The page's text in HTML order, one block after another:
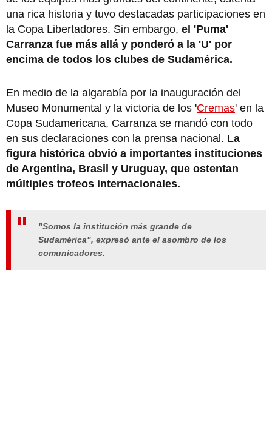
una rica historia y tuvo destacadas participaciones en
la Copa Libertadores. Sin embargo, el 'Puma'
Carranza fue más allá y ponderó a la 'U' por
encima de todos los clubes de Sudamérica.
En medio de la algarabía por la inauguración del
Museo Monumental y la victoria de los 'Cremas' en la
Copa Sudamericana, Carranza se mandó con todo
en sus declaraciones con la prensa nacional. La
figura histórica obvió a importantes instituciones
de Argentina, Brasil y Uruguay, que ostentan
múltiples trofeos internacionales.
"Somos la institución más grande de
Sudamérica", expresó ante el asombro de los
comunicadores.